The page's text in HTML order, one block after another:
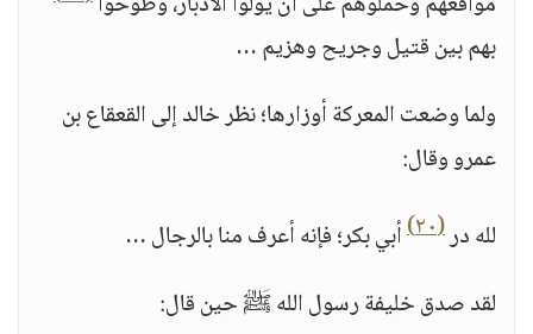
بهم بين قتيل وجريح وهزيم …
ولما وضعت المعركة أوزارها؛ نظر خالد إلى القعقاع بن
عمرو وقال:
لله در(٢٠)
أبي بكر؛ فإنه أعرف منا بالرجال …
لقد صدق خليفة رسول الله ﷺ حين قال: